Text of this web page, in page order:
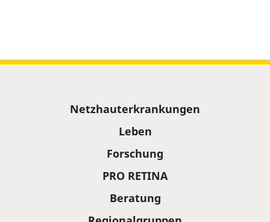
Netzhauterkrankungen
Leben
Forschung
PRO RETINA
Beratung